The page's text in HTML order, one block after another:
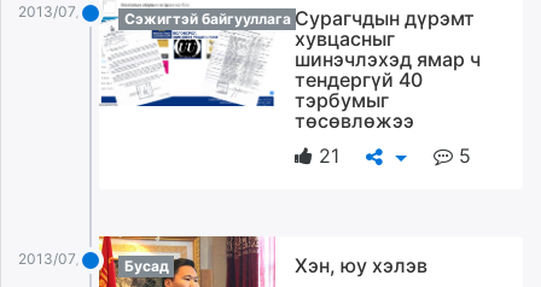
2013/07/26 Сэжигтэй байгууллага Сурагчдын дүрэмт
хувцасныг
шинэчлэхэд ямар ч
тендергүй 40
тэрбумыг
төсөвлөжээ
21
5
2013/07/26 Бусад
Хэн, юу хэлэв